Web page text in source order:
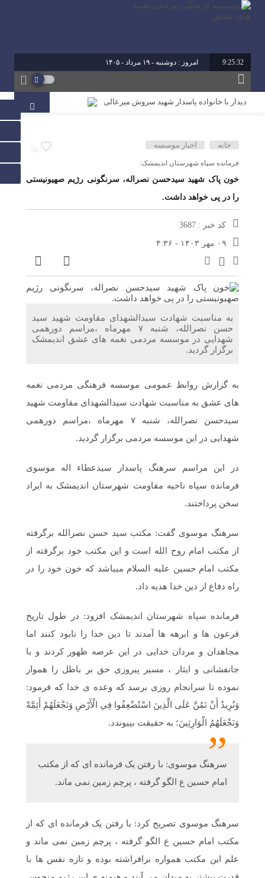
9:25:32 امروز : دوشنبه - ۱۹ مرداد - ۱۴۰۵
برابر با : Monday - 10 August - 2026
دیدار با خانواده پاسدار شهید سروش میرعالی
محمد رشیدیان مدیر شبکه فرهنگی مردمی نغمه های عشق
اندیمشک: غدیر نشانه تداوم حرکت نبوت در مسیر امامت
است تا امت اسلامی با فروغ نور ولایت، راه عدالت را بپیماید.
برگزاری کارگاه کارآفرینی اجتماعی و راه اندازی پروژه های
کوچک و موثر در موسسه فرهنگی مردمی نغمه های عشق
اندیمشک
دیدار دبیر جدید موسسه فرهنگی مردمی نغمه های عشق
اندیمشک با معاونت جوانان اداره کل ورزش و جوانان
خوزستان
دیدار دبیر موسسه فرهنگی مردمی نغمه های عشق با ریاست
اداره ورزش و جوانان اندیمشک
برگزار شد.
مراسم جشن ولادت امام زمان (عج) و جشن فجر انقلاب
اسلامی و هفته ی جوان در اندیمشک برگزار شد.
تشریح برنامه های دهه مهدویت شبکه فرهنگی مردمی نغمه
های عشق اندیمشک
56
خانه اخبار موسسه
فرمانده سپاه شهرستان اندیمشک:
خون پاک شهید سیدحسن نصراله، سرنگونی رژیم صهیونیستی
را در پی خواهد داشت.
کد خبر : 3687
۰۹ مهر ۱۴۰۳ - ۴:۳۶
به مناسبت شهادت سیدالشهدای مقاومت شهید سید
حسن نصرالله، شنبه ۷ مهرماه ،مراسم دورهمی
شهدایی در موسسه مردمی نغمه های عشق اندیمشک
برگزار گردید.
به گزارش روابط عمومی موسسه فرهنگی مردمی نغمه
های عشق به مناسبت شهادت سیدالشهدای مقاومت شهید
سیدحسن نصرالله، شنبه ۷ مهرماه ،مراسم دورهمی
شهدایی در این موسسه مردمی برگزار گردید.
در این مراسم سرهنگ پاسدار سیدعطاء اله موسوی
فرمانده سپاه ناحیه مقاومت شهرستان اندیمشک به ایراد
سخن پرداختند.
سرهنگ موسوی گفت: مکتب سید حسن نصرالله برگرفته
از مکتب امام روح الله است و این مکتب خود برگرفته از
مکتب امام حسین علیه السلام میباشد که خون خود را در
راه دفاع از دین خدا هدیه داد.
فرمانده سپاه شهرستان اندیمشک افزود: در طول تاریخ
فرعون ها و ابرهه ها آمدند تا دین خدا را نابود کنند اما
مجاهدان و مردان خدایی در این عرصه ظهور کردند و با
جانفشانی و ایثار ، مسیر پیروزی حق بر باطل را هموار
نموده تا سرانجام روزی برسد که وعده ی خدا که فرمود:
وَنُرِيدُ أَنْ نَمُنَّ عَلَى الَّذِينَ اسْتُضْعِفُوا فِي الْأَرْضِ وَنَجْعَلَهُمْ أَئِمَّةً
وَنَجْعَلَهُمُ الْوَارِثِينَ؛ به حقیقت بپیوندد.
سرهنگ موسوی: با رفتن یک فرمانده ای که از مکتب
امام حسین ع الگو گرفته ، پرچم زمین نمی ماند.
سرهنگ موسوی تصریح کرد: با رفتن یک فرمانده ای که از
مکتب امام حسین ع الگو گرفته ، پرچم زمین نمی ماند و
علم این مکتب همواره برافراشته بوده و تازه نفس ها با